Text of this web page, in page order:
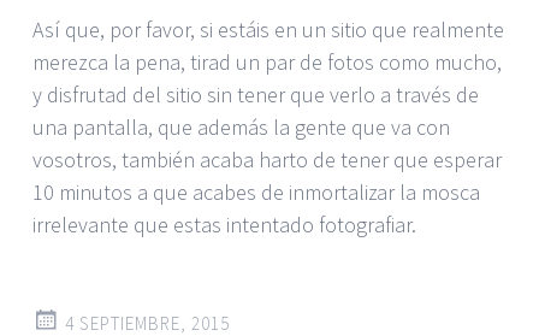
Así que, por favor, si estáis en un sitio que realmente
merezca la pena, tirad un par de fotos como mucho,
y disfrutad del sitio sin tener que verlo a través de
una pantalla, que además la gente que va con
vosotros, también acaba harto de tener que esperar
10 minutos a que acabes de inmortalizar la mosca
irrelevante que estas intentado fotografiar.
4 SEPTIEMBRE, 2015